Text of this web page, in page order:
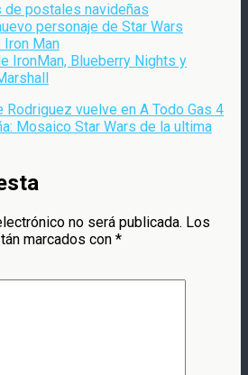
de postales navideñas
personaje de Star Wars
Iron Man
IronMan, Blueberry Nights y
Rodriguez vuelve en A Todo Gas 4
Mosaico Star Wars de la ultima
no será publicada. Los
marcados con *